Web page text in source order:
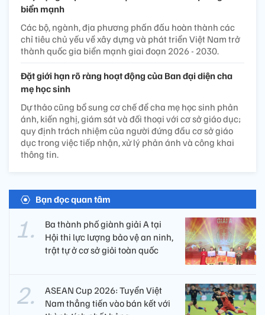
biển mạnh
Các bộ, ngành, địa phương phấn đấu hoàn thành các
chỉ tiêu chủ yếu về xây dựng và phát triển Việt Nam trở
thành quốc gia biển mạnh giai đoạn 2026 - 2030.
Đặt giới hạn rõ ràng hoạt động của Ban đại diện cha
mẹ học sinh
Dự thảo cũng bổ sung cơ chế để cha mẹ học sinh phản
ánh, kiến nghị, giám sát và đối thoại với cơ sở giáo dục;
quy định trách nhiệm của người đứng đầu cơ sở giáo
dục trong việc tiếp nhận, xử lý phản ánh và công khai
thông tin.
Bạn đọc quan tâm
Ba thành phố giành giải A tại
Hội thi lực lượng bảo vệ an ninh,
trật tự ở cơ sở giỏi toàn quốc
ASEAN Cup 2026: Tuyển Việt
Nam thẳng tiến vào bán kết với